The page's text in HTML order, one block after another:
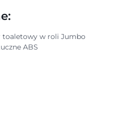
toaletowy w roli Jumbo
ABS